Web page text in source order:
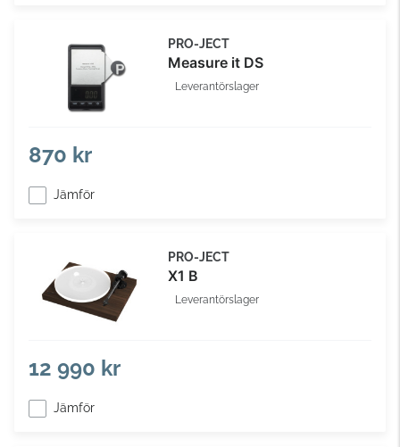
PRO-JECT
Measure it DS
Leverantörslager
870 kr
Jämför
PRO-JECT
X1 B
Leverantörslager
12 990 kr
Jämför